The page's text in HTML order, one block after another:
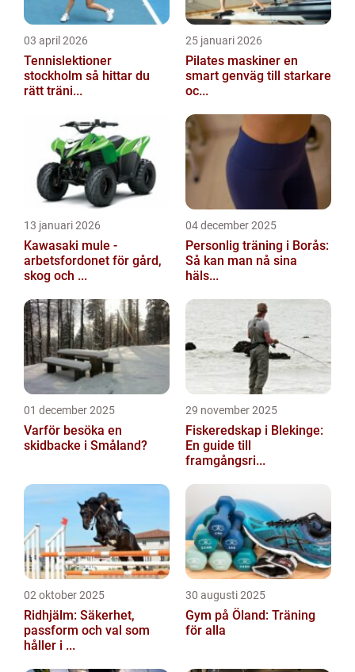
03 april 2026
Tennislektioner
stockholm så hittar du
rätt träni...
25 januari 2026
Pilates maskiner en
smart genväg till starkare
oc...
13 januari 2026
Kawasaki mule -
arbetsfordonet för gård,
skog och ...
04 december 2025
Personlig träning i Borås:
Så kan man nå sina
häls...
01 december 2025
Varför besöka en
skidbacke i Småland?
29 november 2025
Fiskeredskap i Blekinge:
En guide till
framgångsri...
02 oktober 2025
Ridhjälm: Säkerhet,
passform och val som
håller i ...
30 augusti 2025
Gym på Öland: Träning
för alla